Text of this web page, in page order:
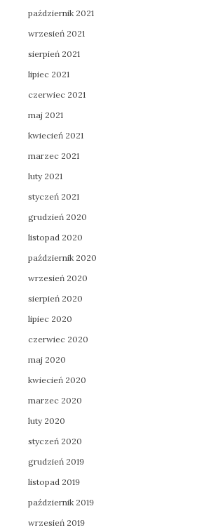
październik 2021
wrzesień 2021
sierpień 2021
lipiec 2021
czerwiec 2021
maj 2021
kwiecień 2021
marzec 2021
luty 2021
styczeń 2021
grudzień 2020
listopad 2020
październik 2020
wrzesień 2020
sierpień 2020
lipiec 2020
czerwiec 2020
maj 2020
kwiecień 2020
marzec 2020
luty 2020
styczeń 2020
grudzień 2019
listopad 2019
październik 2019
wrzesień 2019